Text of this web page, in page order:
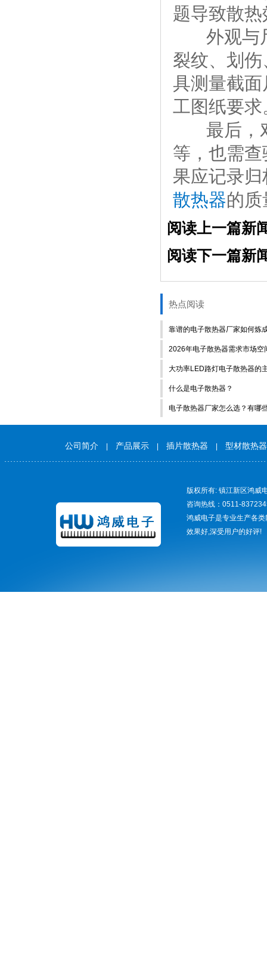
题导致散
外观与尺
裂纹、划
具测量截
工图纸要求
最后，对
等，也需
果应记录
散热器的
阅读上一篇新
阅读下一篇新
热点阅读
靠谱的电子散热器厂家如何炼
2026年电子散热器需求市场空
大功率LED路灯电子散热器的
什么是电子散热器？
电子散热器厂家怎么选？有哪
公司简介 产品展示 插片散热器 型材散热器
版权所有: 镇江新区鸿威
咨询热线：0511-
鸿威电子是专业生产各类
效果好,深受用户的好评!